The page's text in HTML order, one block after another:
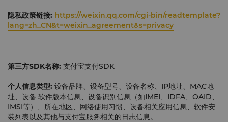
隐私政策链接: https://weixin.qq.com/cgi-bin/readtemplate?
lang=zh_CN&t=weixin_agreement&s=privacy
第三方SDK名称: 支付宝支付SDK
个人信息类型: 设备品牌、设备型号、设备名称、IP地址、MAC地
址、设备 软件版本信息、设备识别信息（如IMEI、IDFA、OAID、
IMSI等）、所在地区、网络使用习惯、设备相关应用信息、软件安
装列表以及其他与支付宝服务相关的日志信息。